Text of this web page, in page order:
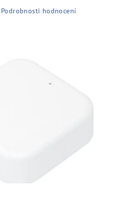
Podrobnosti hodnocení